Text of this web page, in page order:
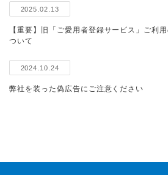
2025.02.13
【重要】旧「ご愛用者登録サービス」ご利
ついて
2024.10.24
弊社を装った偽広告にご注意ください